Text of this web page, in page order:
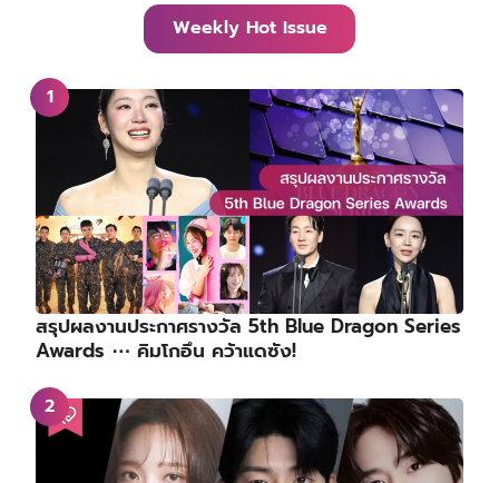
Weekly Hot Issue
สรุปผลงานประกาศรางวัล 5th Blue Dragon Series
Awards ⋯ คิมโกอึน คว้าแดซัง!